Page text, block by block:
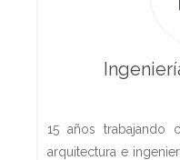
15 años trabajando
arquitectura e